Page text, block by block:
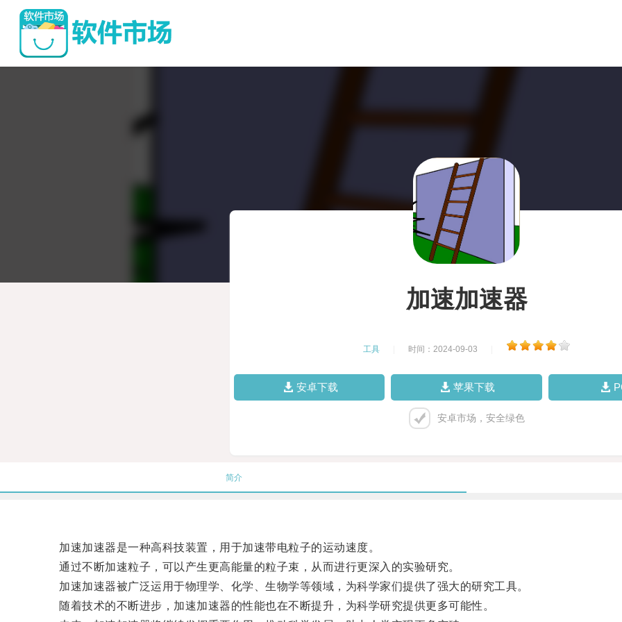
加速加速器
工具 时间：2024-09-03
安卓下载 苹果下载
安卓市场，安全绿色
简介
加速加速器是一种高科技装置，用于加速带电粒子的运动速度。
通过不断加速粒子，可以产生更高能量的粒子束，从而进行更深入的实验研究。
加速加速器被广泛运用于物理学、化学、生物学等领域，为科学家们提供了强大的研究工具。
随着技术的不断进步，加速加速器的性能也在不断提升，为科学研究提供更多可能性。